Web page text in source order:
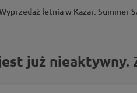
letnia w Kazar. Summer
już nieaktywny.